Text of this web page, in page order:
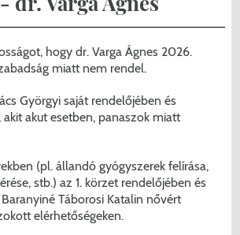
való csatlakozása
Hivatal energetikai
csapadékvíz-elvezetés
Pécelen II. ütem
Önkormányzata 250 000
Applikáció
Diéta/Allergia
térítési díjak
tanév
hogy dr. Varga Ágnes 2026.
miatt nem rendel.
Györgyi saját rendelőjében és
akit akut esetben, panaszok miatt
(pl. állandó gyógyszerek felírása,
stb.) az 1. körzet rendelőjében és
Táborosi Katalin nővért
elérhetőségeken.